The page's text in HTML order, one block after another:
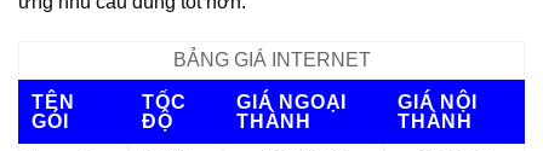
BẢNG GIÁ INTERNET
TÊN
GÓI
TỐC
ĐỘ
GIÁ NGOẠI
THÀNH
GIÁ NỘI
THÀNH